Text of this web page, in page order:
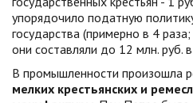
упорядочило податную
государс­тва (примерно в 4
они составляли до 12 млн. руб.
В промышленности произошла
мелких крестьянских и